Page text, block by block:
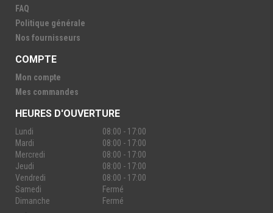
FAQ
Politique générale
Nos fournisseurs
COMPTE
Mon compte
Mes commandes
HEURES D'OUVERTURE
Lundi
08:00 - 17:00
Mardi
08:00 - 17:00
Mercredi
08:00 - 17:00
Jeudi
08:00 - 17:00
Vendredi
08:00 - 17:00
Samedi
Fermé
Dimanche
Fermé